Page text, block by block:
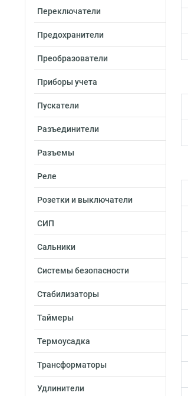
Переключатели
Предохранители
Преобразователи
Приборы учета
Пускатели
Разъединители
Разъемы
Реле
Розетки и выключатели
СИП
Сальники
Системы безопасности
Стабилизаторы
Таймеры
Термоусадка
Трансформаторы
Удлинители